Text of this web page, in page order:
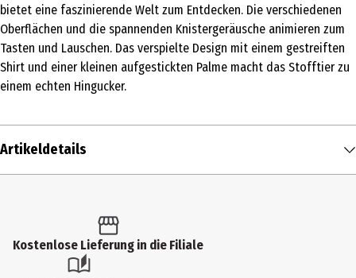
bietet eine faszinierende Welt zum Entdecken. Die verschiedenen
Oberflächen und die spannenden Knistergeräusche animieren zum
Tasten und Lauschen. Das verspielte Design mit einem gestreiften
Shirt und einer kleinen aufgestickten Palme macht das Stofftier zu
einem echten Hingucker.
Artikeldetails
Produkttyp
Sonstiges Spielzeug
Kostenlose Lieferung in die Filiale